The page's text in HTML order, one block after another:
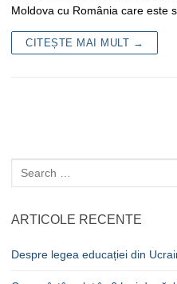
Moldova cu România care este
CITEȘTE MAI MULT →
Caută
după:
ARTICOLE RECENTE
Despre legea educației din